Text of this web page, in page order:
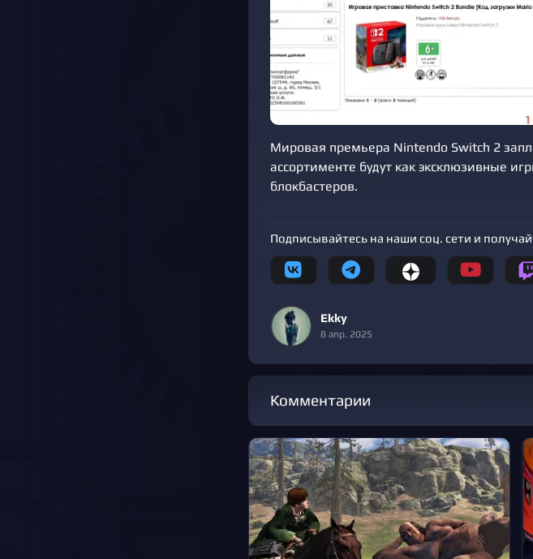
Мировая премьера Nintendo Switch 2
ассортименте будут как эксклюзивные
блокбастеров.
Подписывайтесь на наши соц. сети и
Ekky
8 апр. 2025
Комментарии